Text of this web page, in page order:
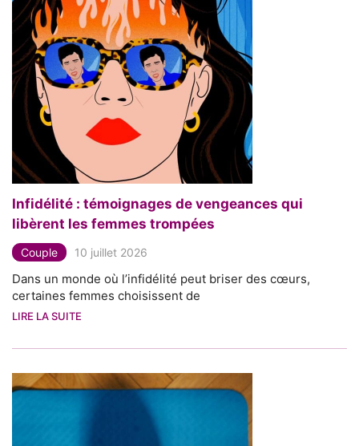
Infidélité : témoignages de vengeances qui
libèrent les femmes trompées
Couple 10 juillet 2026
Dans un monde où l’infidélité peut briser des cœurs,
certaines femmes choisissent de
LIRE LA SUITE